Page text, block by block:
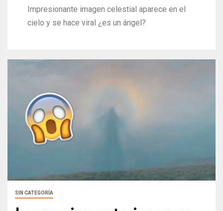
Impresionante imagen celestial aparece en el
cielo y se hace viral ¿es un ángel?
SIN CATEGORÍA